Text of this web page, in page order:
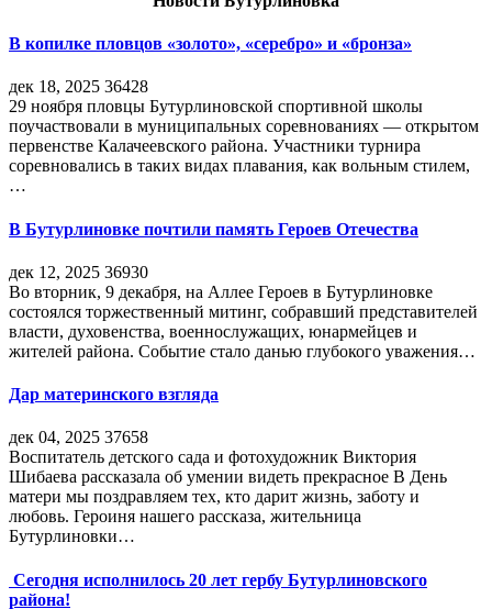
В копилке пловцов «золото», «серебро» и «бронза»
дек 18, 2025 36428
29 ноября пловцы Бутурлиновской спортивной школы
поучаствовали в муниципальных соревнованиях — открытом
первенстве Калачеевского района. Участники турнира
соревновались в таких видах плавания, как вольным стилем,
…
В Бутурлиновке почтили память Героев Отечества
дек 12, 2025 36930
Во вторник, 9 декабря, на Аллее Героев в Бутурлиновке
состоялся торжественный митинг, собравший представителей
власти, духовенства, военнослужащих, юнармейцев и
жителей района. Событие стало данью глубокого уважения…
Дар материнского взгляда
дек 04, 2025 37658
Воспитатель детского сада и фотохудожник Виктория
Шибаева рассказала об умении видеть прекрасное В День
матери мы поздравляем тех, кто дарит жизнь, заботу и
любовь. Героиня нашего рассказа, жительница
Бутурлиновки…
Сегодня исполнилось 20 лет гербу Бутурлиновского
района!